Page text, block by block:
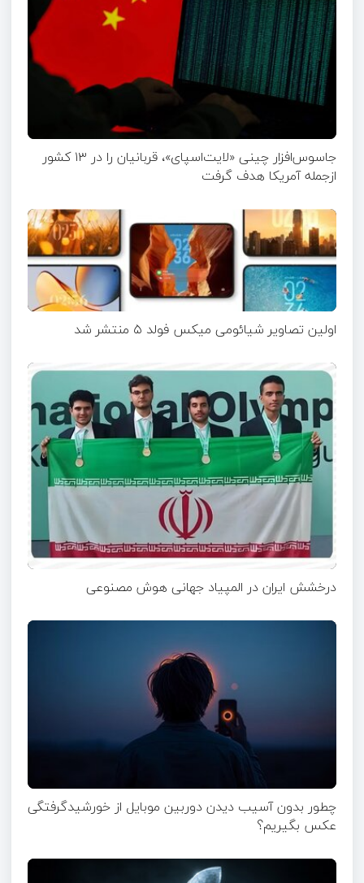
جاسوس‌افزار چینی «لایت‌اسپای»، قربانیان را در ۱۳ کشور
ازجمله آمریکا هدف گرفت
اولین تصاویر شیائومی میکس فولد ۵ منتشر شد
درخشش ایران در المپیاد جهانی هوش مصنوعی
چطور بدون آسیب دیدن دوربین موبایل از خورشیدگرفتگی
عکس بگیریم؟